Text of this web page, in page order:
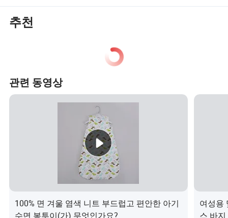
능성을 달성하기 위해 노력합니다. "책임, 존중 및 무결
성"은 항상 우리의 기준입니다.
유해한 화학물질이 없는 부드러운 인증을 받은 유기농 면
소재로 제작되어 촉감이 부드럽고 착용감이 편안합니다.
이 훌륭한 베이비오가닉 코튼 3 팩 바디슈트를 사용하면 선
물로, 또는 직접 만든 부브를 만들 수 있습니다.
• IQC, IPQC, FQC 및 QA 프로세스에 대해 좋은 점을 제공합
• 당사는 ISO9001 및 Primark를 보유하고 있으며 Walmart
는 규정을 감사했습니다.
• 니들 제어와 날카로운 툴 관리를 수행합니다.
• 금속 탐지기를 보유하고 있어 높은 품질의 요구 사항을 충
추천
관련 동영상
100% 면 겨울 염색 니트 부드럽고 편안한 아기
수면 봉투이(가) 무엇인가요?
여성용
스 바